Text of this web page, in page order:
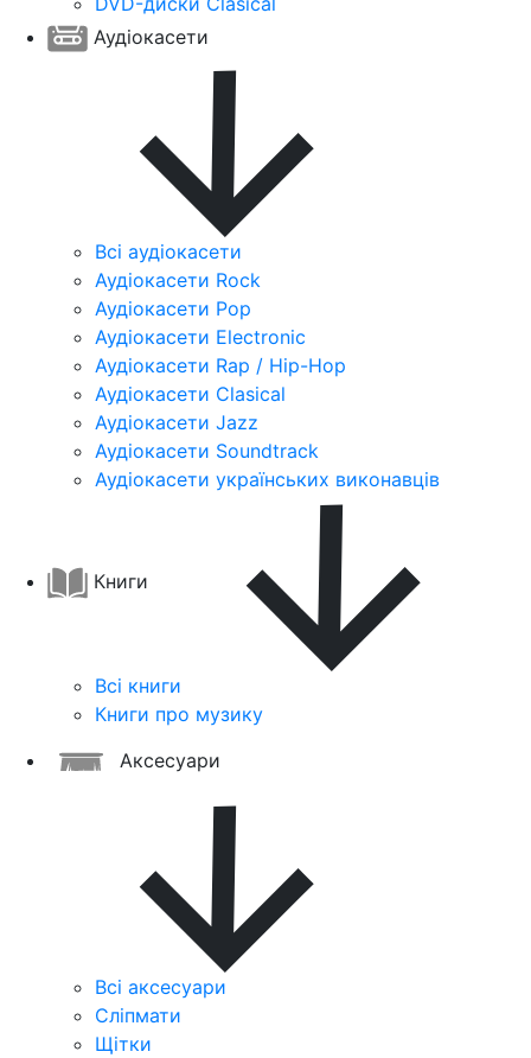
Аудіокасети
Всі аудіокасети
Аудіокасети Rock
Аудіокасети Pop
Аудіокасети Electronic
Аудіокасети Rap / Hip-Hop
Аудіокасети Clasical
Аудіокасети Jazz
Аудіокасети Soundtrack
Аудіокасети українських виконавців
Книги
Всі книги
Книги про музику
Аксесуари
Всі аксесуари
Сліпмати
Щітки